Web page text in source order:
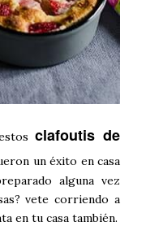
clafoutis de
un éxito en casa
alguna vez
vete corriendo a
en tu casa también.